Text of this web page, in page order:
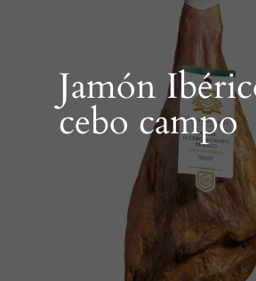
Jamón
cebo campo